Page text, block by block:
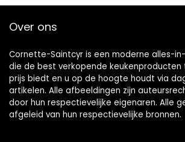
Over ons
Cornette-Saintcyr is een moderne alles-
die de best verkopende keukenproducten
prijs biedt en u op de hoogte houdt via
artikelen. Alle afbeeldingen zijn
door hun respectievelijke eigenaren. Alle
afgeleid van hun respectievelijke bronnen.